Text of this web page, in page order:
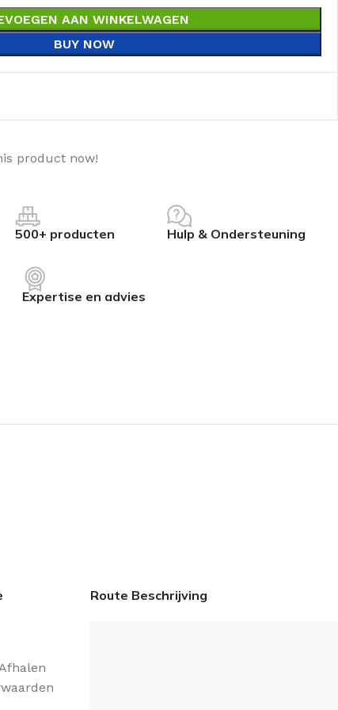
AAN WINKELWAGEN
BUY NOW
product now!
500+ producten Hulp & Ondersteuning
Expertise en advies
Route Beschrijving